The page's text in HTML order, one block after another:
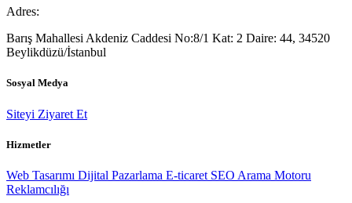
Adres:
Barış Mahallesi Akdeniz Caddesi No:8/1 Kat: 2 Daire: 44, 34520
Beylikdüzü/İstanbul
Sosyal Medya
Siteyi Ziyaret Et
Hizmetler
Web Tasarımı Dijital Pazarlama E-ticaret SEO Arama Motoru
Reklamcılığı